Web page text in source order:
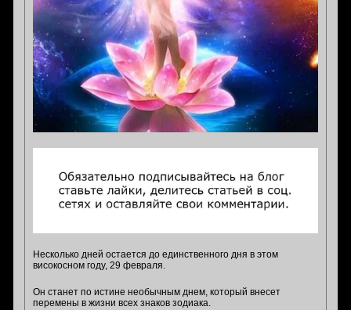
Несколько дней остается до единственного дня в этом
високосном году, 29 февраля.
Он станет по истине необычным днем, который внесет
перемены в жизни всех знаков зодиака.